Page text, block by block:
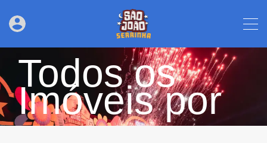
Todos os
Imóveis por